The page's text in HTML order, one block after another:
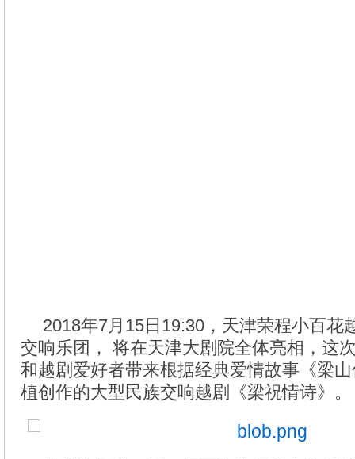
2018年7月15日19:30，天津荣程小百花
交响乐团， 将在天津大剧院全体亮相，这
和越剧爱好者带来根据经典爱情故事《梁
植创作的大型民族交响越剧《梁祝情诗》。